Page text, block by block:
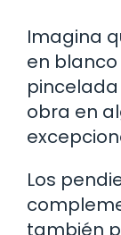
Imagina
en
obra en
Los
también